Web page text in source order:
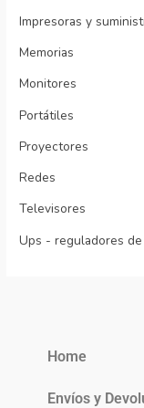
Impresoras y
Memorias
Monitores
Portátiles
Proyectores
Redes
Televisores
Ups - reguladores
Home
Envíos y